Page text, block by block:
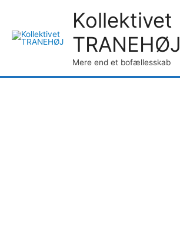
Kollektivet
TRANEHØJ
Mere end et bofællesskab